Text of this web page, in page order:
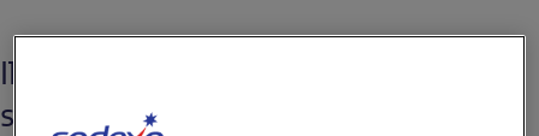
Il torneo "Iniziamo a sBOCCIAre"
si terrà sabato 16 e domenica 17